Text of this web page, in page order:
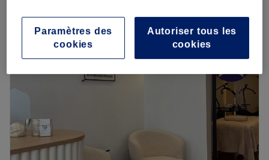
Mardi
09:30–19:30
19:30
19:15
16:45
BCBG est un centre de bien-être et d'esthétique situé
dans le 15ème arrondissement de Paris dans le quartier
Autoriser tous les
cookies
Paramètres des
cookies